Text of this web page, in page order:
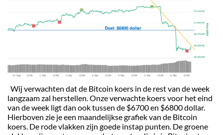
Wij verwachten dat de Bitcoin koers in de rest van de week
langzaam zal herstellen. Onze verwachte koers voor het eind
van de week ligt dan ook tussen de $6700 en $6800 dollar.
Hierboven zie je een maandelijkse grafiek van de Bitcoin
koers. De rode vlakken zijn goede instap punten. De groene